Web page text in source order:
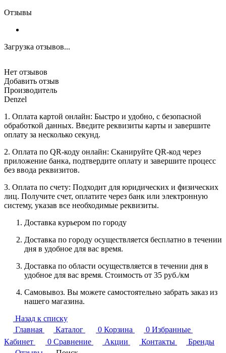
Отзывы
Загрузка отзывов...
Нет отзывов
Добавить отзыв
Производитель
Denzel
1. Оплата картой онлайн: Быстро и удобно, с безопасной
обработкой данных. Введите реквизиты карты и завершите
оплату за несколько секунд.
2. Оплата по QR-коду онлайн: Сканируйте QR-код через
приложение банка, подтвердите оплату и завершите процесс
без ввода реквизитов.
3. Оплата по счету: Подходит для юридических и физических
лиц. Получите счет, оплатите через банк или электронную
систему, указав все необходимые реквизиты.
Доставка курьером по городу
Доставка по городу осуществляется бесплатно в течении
дня в удобное для вас время.
Доставка по области осуществляется в течении дня в
удобное для вас время. Стоимость от 35 руб./км
Самовывоз. Вы можете самостоятельно забрать заказ из
нашего магазина.
Назад к списку
Главная
Каталог 0 Корзина 0 Избранные
Кабинет
0 Сравнение Акции Контакты
Бренды